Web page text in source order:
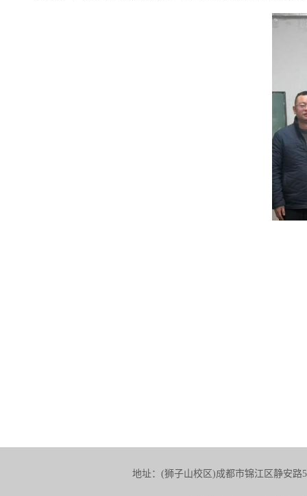
地址：(狮子山校区)成都市锦江区静